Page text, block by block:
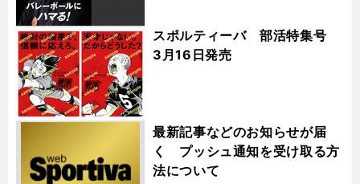
スポルティーバ 部活特集号
3月16日発売
最新記事などのお知らせが届
く プッシュ通知を受け取る方
法について